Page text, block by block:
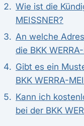
Wie ist die
MEISSNER?
An welche
die BKK
Gibt es ein
BKK WERRA-
Kann ich
bei der BKK